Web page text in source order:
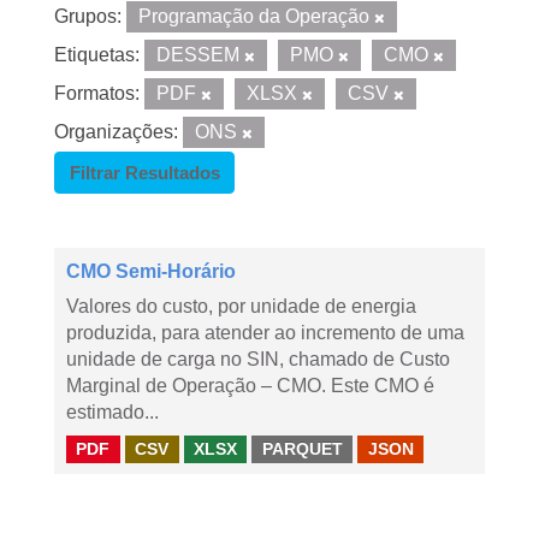
Grupos:
Programação da Operação
Etiquetas:
DESSEM PMO
CMO
Formatos:
PDF XLSX
CSV
Organizações:
ONS
Filtrar Resultados
CMO Semi-Horário
Valores do custo, por unidade de energia
produzida, para atender ao incremento de uma
unidade de carga no SIN, chamado de Custo
Marginal de Operação – CMO. Este CMO é
estimado...
PDF CSV XLSX PARQUET JSON